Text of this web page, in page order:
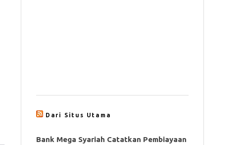
Dari Situs Utama
Bank Mega Syariah Catatkan Pembiayaan